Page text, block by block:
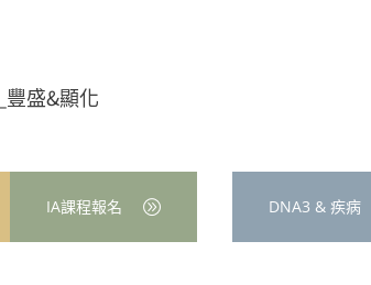
盛&顯化
IA課程報名 DNA3 & 疾病